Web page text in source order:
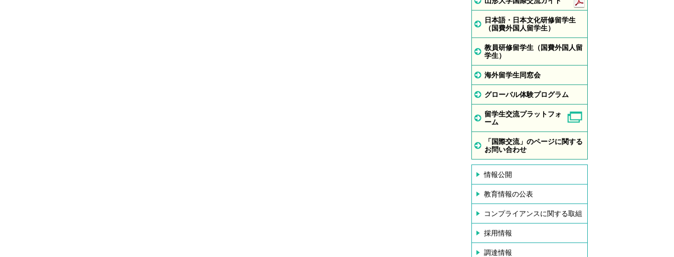
日本語・日本文化研修留学生
（国費外国人留学生）
教員研修留学生（国費外国人留
学生）
海外留学生同窓会
グローバル体験プログラム
留学生交流プラットフォ
ーム
「国際交流」のページに関する
お問い合わせ
情報公開
教育情報の公表
コンプライアンスに関する取組
採用情報
調達情報